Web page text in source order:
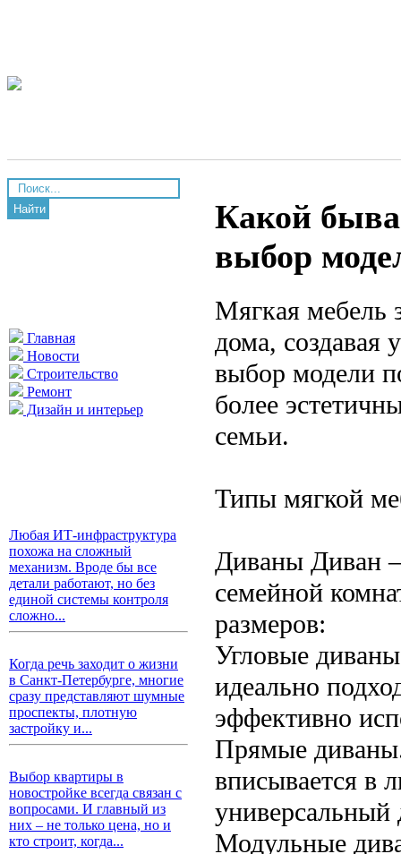
Найти
Главная
Новости
Строительство
Ремонт
Дизайн и интерьер
Любая ИТ-инфраструктура
похожа на сложный
механизм. Вроде бы все
детали работают, но без
единой системы контроля
сложно...
Когда речь заходит о жизни
в Санкт-Петербурге, многие
сразу представляют шумные
проспекты, плотную
застройку и...
Выбор квартиры в
новостройке всегда связан с
вопросами. И главный из
них – не только цена, но и
кто строит, когда...
Какой
выбор
Мягкая мебель
дома,
выбор модели
более
семьи.
Типы мягкой
Диваны Диван
семейной
размеров:
Угловые
идеально
эффективно
Прямые
вписывается в
универсальный
Модульные